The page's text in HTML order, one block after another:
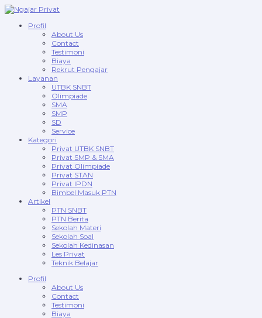
Profil
About Us
Contact
Testimoni
Biaya
Rekrut Pengajar
Layanan
UTBK SNBT
Olimpiade
SMA
SMP
SD
Service
Kategori
Privat UTBK SNBT
Privat SMP & SMA
Privat Olimpiade
Privat STAN
Privat IPDN
Bimbel Masuk PTN
Artikel
PTN SNBT
PTN Berita
Sekolah Materi
Sekolah Soal
Sekolah Kedinasan
Les Privat
Teknik Belajar
Profil
About Us
Contact
Testimoni
Biaya